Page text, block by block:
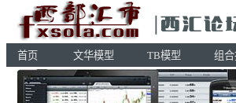
首页 文华模型 TB模型 组